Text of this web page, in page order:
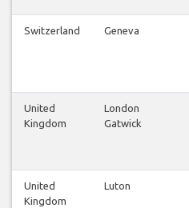
Switzerland Geneva
United
Kingdom
London
Gatwick
United
Kingdom
Luton